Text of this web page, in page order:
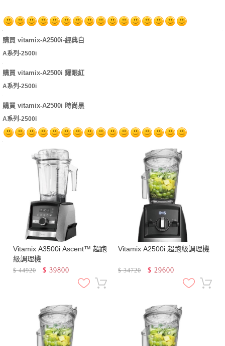
購買 vitamix-A2500i-經典白
A系列-2500i
購買 vitamix-A2500i 耀眼紅
A系列-2500i
購買 vitamix-A2500i 時尚黑
A系列-2500i
Vitamix A3500i Ascent™ 超跑
級調理機
$44920 $ 39800
Vitamix A2500i 超跑級調理機
$34720 $ 29600